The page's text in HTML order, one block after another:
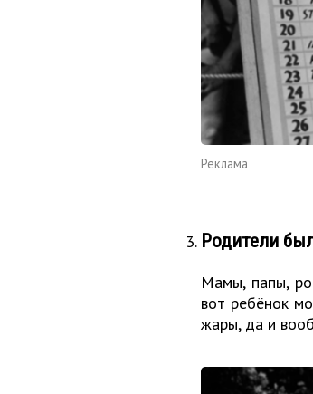
Реклама
Родители
Мамы, папы,
вот ребёнок
жары, да и